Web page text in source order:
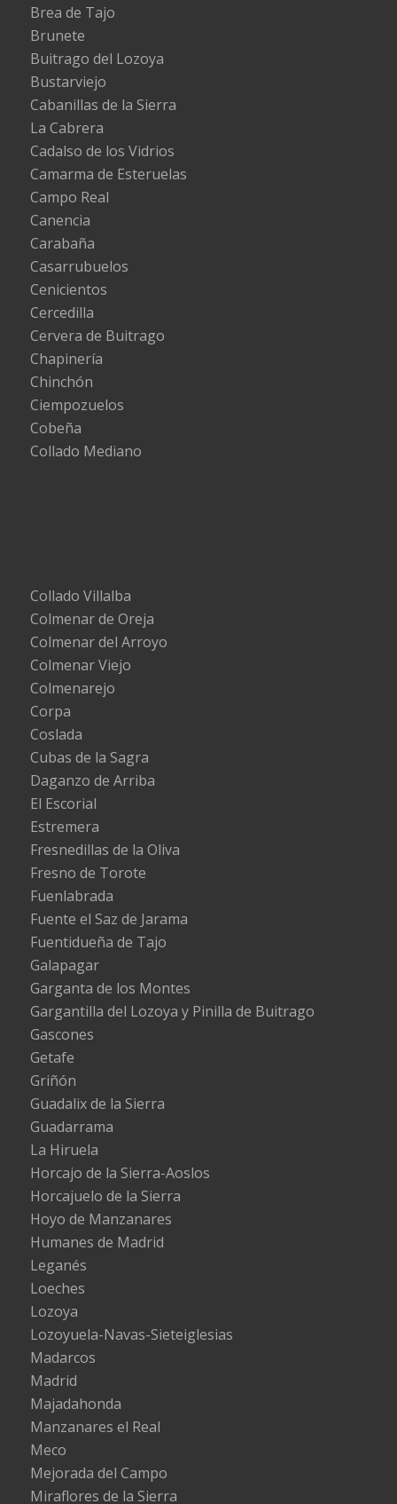
Brea de Tajo
Brunete
Buitrago del Lozoya
Bustarviejo
Cabanillas de la Sierra
La Cabrera
Cadalso de los Vidrios
Camarma de Esteruelas
Campo Real
Canencia
Carabaña
Casarrubuelos
Cenicientos
Cercedilla
Cervera de Buitrago
Chapinería
Chinchón
Ciempozuelos
Cobeña
Collado Mediano
Collado Villalba
Colmenar de Oreja
Colmenar del Arroyo
Colmenar Viejo
Colmenarejo
Corpa
Coslada
Cubas de la Sagra
Daganzo de Arriba
El Escorial
Estremera
Fresnedillas de la Oliva
Fresno de Torote
Fuenlabrada
Fuente el Saz de Jarama
Fuentidueña de Tajo
Galapagar
Garganta de los Montes
Gargantilla del Lozoya y Pinilla de Buitrago
Gascones
Getafe
Griñón
Guadalix de la Sierra
Guadarrama
La Hiruela
Horcajo de la Sierra-Aoslos
Horcajuelo de la Sierra
Hoyo de Manzanares
Humanes de Madrid
Leganés
Loeches
Lozoya
Lozoyuela-Navas-Sieteiglesias
Madarcos
Madrid
Majadahonda
Manzanares el Real
Meco
Mejorada del Campo
Miraflores de la Sierra